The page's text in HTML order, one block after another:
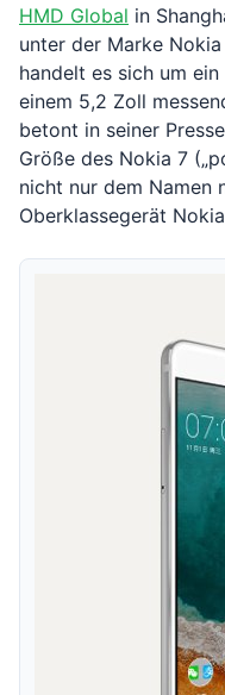
HMD Global in
unter der Marke
handelt es sich um
einem 5,2 Zoll
betont in seiner
Größe des Nokia 7
nicht nur dem Namen
Oberklassegerät